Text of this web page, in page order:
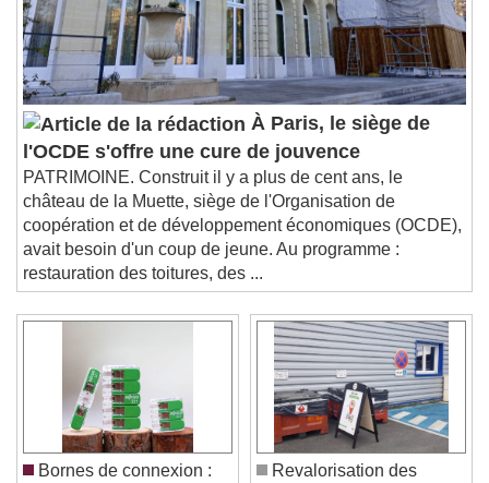
À Paris, le siège de
l'OCDE s'offre une cure de jouvence
PATRIMOINE. Construit il y a plus de cent ans, le
château de la Muette, siège de l'Organisation de
coopération et de développement économiques (OCDE),
avait besoin d'un coup de jeune. Au programme :
restauration des toitures, des ...
Bornes de connexion :
Revalorisation des